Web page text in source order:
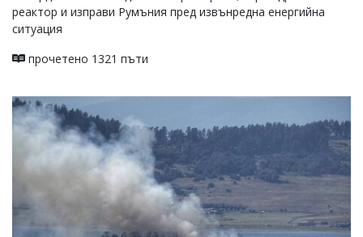
реактор и изправи Румъния пред извънредна енергийна
ситуация
прочетено 1321 пъти